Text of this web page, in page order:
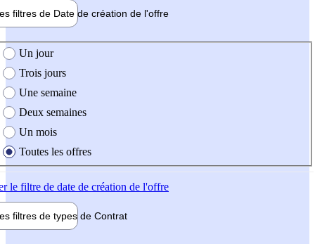
filtres de Date de création de l'offre
création de l'offre
Un jour
Trois jours
Une semaine
Deux semaines
Un mois
Toutes les offres
le filtre de date de création de l'offre
filtres de types de Contrat